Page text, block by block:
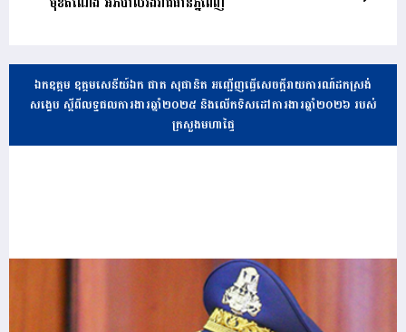
ឯកឧត្តម ឧត្តមសេនីយ៍ឯក ផាត សុផានិត អញ្ជើញធ្វើសេចក្តីរាយការណ៍ដកស្រង់
សង្ខេប ស្តីពីលទ្ធផលការងារឆ្នាំ២០២៥ និងលើកទិសដៅការងារឆ្នាំ២០២៦ របស់
ក្រសួងមហាផ្ទៃ